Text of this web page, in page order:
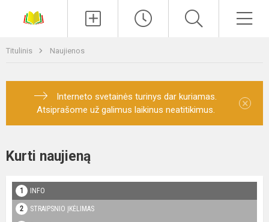
Titulinis Naujienos
Interneto svetainės turinys dar kuriamas.
Atsiprašome už galimus laikinus neatitikimus.
×
Kurti naujieną
INFO
STRAIPSNIO ĮKĖLIMAS